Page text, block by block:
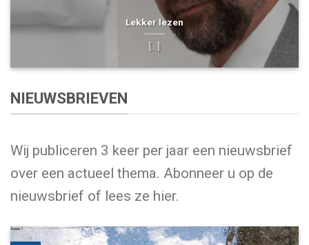
Lekker lezen
[...]
NIEUWSBRIEVEN
Wij publiceren 3 keer per jaar een nieuwsbrief
over een actueel thema. Abonneer u op de
nieuwsbrief of lees ze hier.